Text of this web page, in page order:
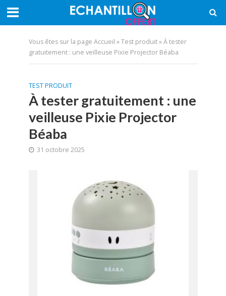
Vous êtes sur la page Accueil »Test produit»À tester
gratuitement : une veilleuse Pixie Projector Béaba
TEST PRODUIT
À tester gratuitement : une
veilleuse Pixie Projector
Béaba
31 octobre 2025